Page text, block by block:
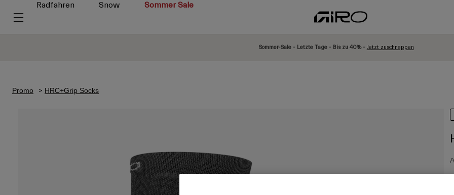
Radfahren Snow Sommer Sale
Sommer-Sale - Letzte Tage - Bis zu 40% - Jetzt zuschnappen
Promo HRC+Grip Socks